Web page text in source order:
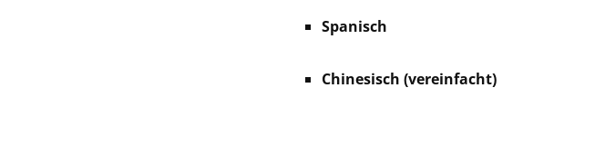
Spanisch
Chinesisch (vereinfacht)